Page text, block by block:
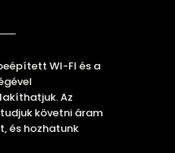
WI-FI és a
Az
követni áram
és hozhatunk